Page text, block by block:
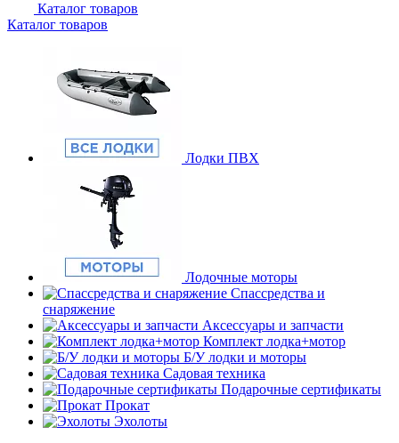
Каталог товаров
Каталог товаров
Лодки ПВХ
Лодочные моторы
Спассредства и
снаряжение
Аксессуары и запчасти
Комплект лодка+мотор
Б/У лодки и моторы
Садовая техника
Подарочные сертификаты
Прокат
Эхолоты